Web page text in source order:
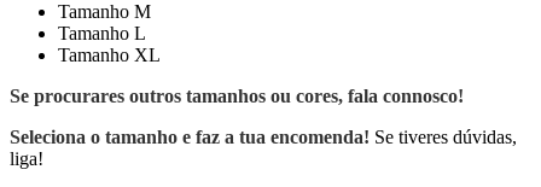
Tamanho M
Tamanho L
Tamanho XL
Se procurares outros tamanhos ou cores, fala connosco!
Seleciona o tamanho e faz a tua encomenda! Se tiveres dúvidas,
liga!